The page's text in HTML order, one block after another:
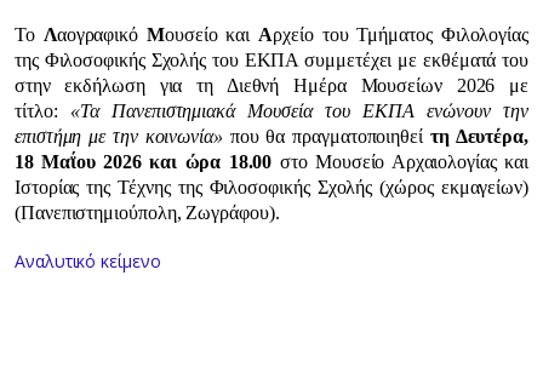
Το ΛαογραφικόΜουσείο και Αρχείο του Τμήματος Φιλολογίας
της Φιλοσοφικής Σχολής του ΕΚΠΑ συμμετέχει με εκθέματά του
στην εκδήλωση για τη Διεθνή Ημέρα Μουσείων 2026 με
τίτλο: «Τα Πανεπιστημιακά Μουσεία του ΕΚΠΑ ενώνουν την
επιστήμη με την κοινωνία» που θα πραγματοποιηθεί τη Δευτέρα,
18 Μαΐου 2026 και ώρα 18.00 στο Μουσείο Αρχαιολογίας και
Ιστορίας της Τέχνης της Φιλοσοφικής Σχολής (χώρος εκμαγείων)
(Πανεπιστημιούπολη, Ζωγράφου).
Αναλυτικό κείμενο